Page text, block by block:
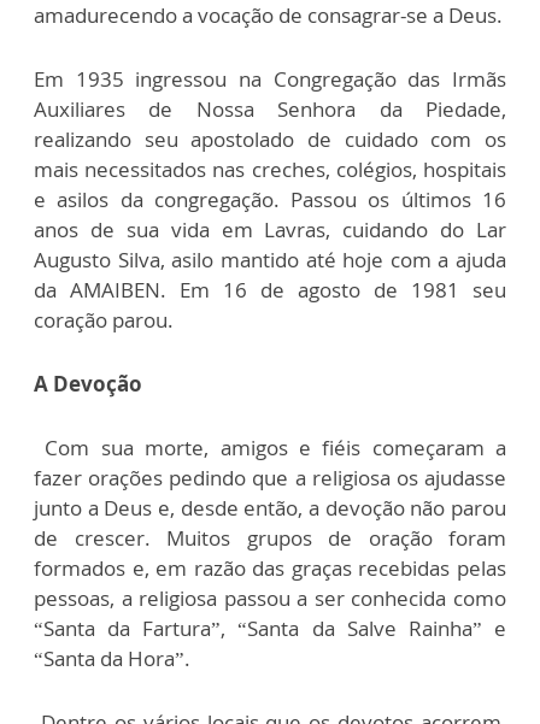
amadurecendo a vocação de consagrar-se a Deus.
Em 1935 ingressou na Congregação das Irmãs
Auxiliares de Nossa Senhora da Piedade,
realizando seu apostolado de cuidado com os
mais necessitados nas creches, colégios, hospitais
e asilos da congregação. Passou os últimos 16
anos de sua vida em Lavras, cuidando do Lar
Augusto Silva, asilo mantido até hoje com a ajuda
da AMAIBEN. Em 16 de agosto de 1981 seu
coração parou.
A Devoção
Com sua morte, amigos e fiéis começaram a
fazer orações pedindo que a religiosa os ajudasse
junto a Deus e, desde então, a devoção não parou
de crescer. Muitos grupos de oração foram
formados e, em razão das graças recebidas pelas
pessoas, a religiosa passou a ser conhecida como
“Santa da Fartura”, “Santa da Salve Rainha” e
“Santa da Hora”.